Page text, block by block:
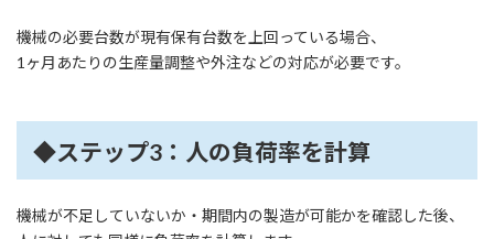
機械の必要台数が現有保有台数を上回っている場合、
1ヶ月あたりの生産量調整や外注などの対応が必要です。
◆ステップ3：人の負荷率を計算
機械が不足していないか・期間内の製造が可能かを確認した後、